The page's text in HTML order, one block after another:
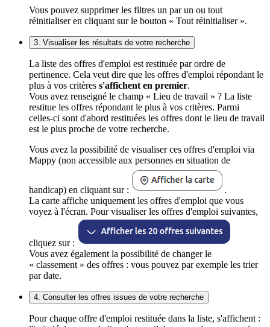
Vous pouvez supprimer les filtres un par un ou tout
réinitialiser en cliquant sur le bouton « Tout réinitialiser ».
3. Visualiser les résultats de votre recherche
La liste des offres d'emploi est restituée par ordre de
pertinence. Cela veut dire que les offres d'emploi répondant le
plus à vos critères s'affichent en premier.
Vous avez renseigné le champ « Lieu de travail » ? La liste
restitue les offres répondant le plus à vos critères. Parmi
celles-ci sont d'abord restituées les offres dont le lieu de travail
est le plus proche de votre recherche.
Vous avez la possibilité de visualiser ces offres d'emploi via
Mappy (non accessible aux personnes en situation de
handicap) en cliquant sur :
.
La carte affiche uniquement les offres d'emploi que vous
voyez à l'écran. Pour visualiser les offres d'emploi suivantes,
cliquez sur :
Vous avez également la possibilité de changer le
« classement » des offres : vous pouvez par exemple les trier
par date.
4. Consulter les offres issues de votre recherche
Pour chaque offre d'emploi restituée dans la liste, s'affichent :